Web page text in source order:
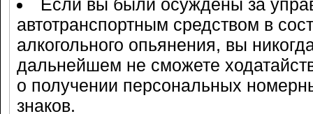
автотранспортным средством в
алкогольного опьянения, вы
дальнейшем не сможете
о получении персональных
знаков.